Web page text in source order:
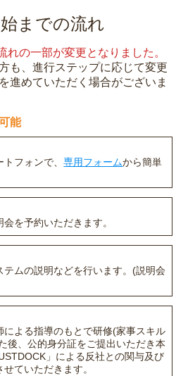
までの流れ
れの一部が変更となりました。
も、進行ステップに応じて変更
進めていただく場合がございま
能
トフォンで、専用フォームから簡単
を予約いただきます。
テムの説明などを行います。(説明会
による指導のもとで研修(家事スキル
後、公的身分証をご提出いただき本
」による反社との関与及び
ていただきます。